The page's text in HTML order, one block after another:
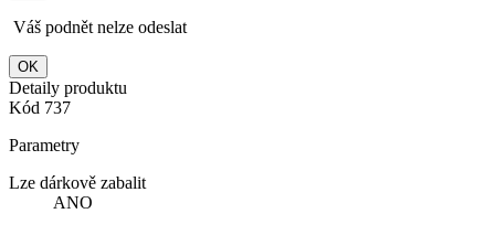
Váš podnět nelze odeslat
OK
Detaily produktu
Kód 737
Parametry
Lze dárkově zabalit
ANO